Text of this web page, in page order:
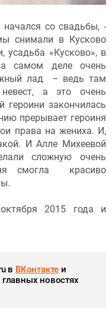
со свадьбы, -
снимали в Кусково
усадьба «Кусково», в
самом деле очень
лад – ведь там
а это очень
героини закончилась
прерывает героиня
права на жениха. И,
И Алле Михеевой
сложную очень
смогла красиво
2015 года и
в ВКонтакте и
новостях